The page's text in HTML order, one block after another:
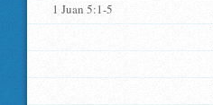
1 Juan 5:1-5